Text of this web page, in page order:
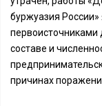
буржуазия
первоисточниками
составе и
причинах